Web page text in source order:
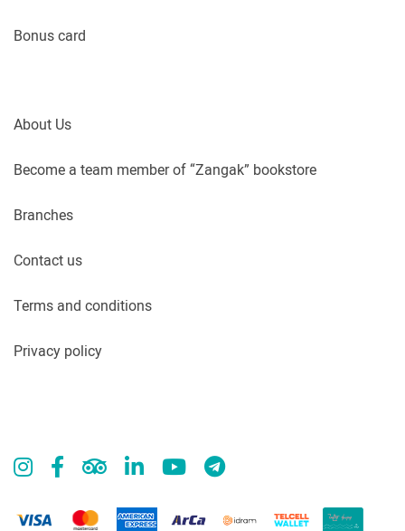
Bonus card
About Us
Become a team member of “Zangak” bookstore
Branches
Contact us
Terms and conditions
Privacy policy